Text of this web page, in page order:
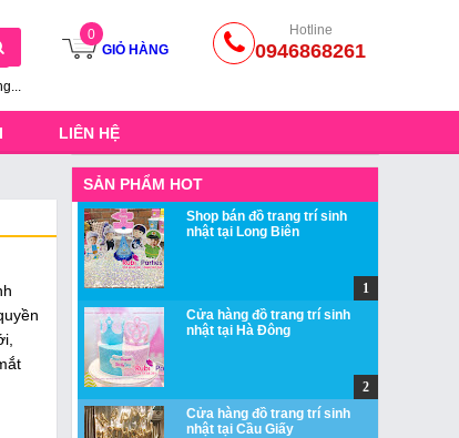
0
GIỎ HÀNG
Hotline
0946868261
LIÊN HỆ
SẢN PHẨM HOT
Shop bán đồ trang trí sinh
nhật tại Long Biên
Cửa hàng đồ trang trí sinh
nhật tại Hà Đông
Cửa hàng đồ trang trí sinh
nhật tại Cầu Giấy